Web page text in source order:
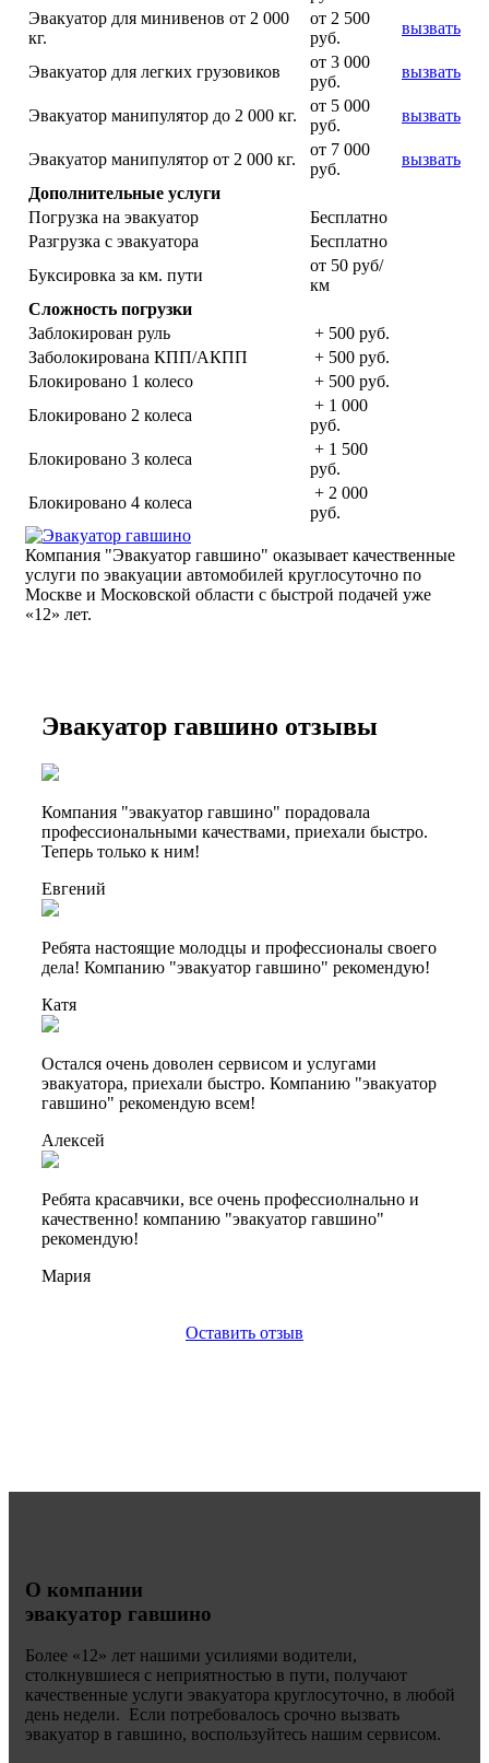
Эвакуатор для минивенов от 2 000
кг.
от 2 500
руб.
вызвать
Эвакуатор для легких грузовиков
от 3 000
руб.
вызвать
Эвакуатор манипулятор до 2 000 кг.
от 5 000
руб.
вызвать
Эвакуатор манипулятор от 2 000 кг.
от 7 000
руб.
вызвать
Дополнительные услуги
Погрузка на эвакуатор
Бесплатно
Разгрузка с эвакуатора
Бесплатно
Буксировка за км. пути
от 50 руб/
км
Сложность погрузки
Заблокирован руль
+ 500 руб.
Заболокирована КПП/АКПП
+ 500 руб.
Блокировано 1 колесо
+ 500 руб.
Блокировано 2 колеса
+ 1 000
руб.
Блокировано 3 колеса
+ 1 500
руб.
Блокировано 4 колеса
+ 2 000
руб.
Компания "Эвакуатор гавшино" оказывает качественные
услуги по эвакуации автомобилей круглосуточно по
Москве и Московской области с быстрой подачей уже
«12» лет.
Эвакуатор гавшино отзывы
Компания "эвакуатор гавшино" порадовала
профессиональными качествами, приехали быстро.
Теперь только к ним!
Евгений
Ребята настоящие молодцы и профессионалы своего
дела! Компанию "эвакуатор гавшино" рекомендую!
Катя
Остался очень доволен сервисом и услугами
эвакуатора, приехали быстро. Компанию "эвакуатор
гавшино" рекомендую всем!
Алексей
Ребята красавчики, все очень профессиолнально и
качественно! компанию "эвакуатор гавшино"
рекомендую!
Мария
Оставить отзыв
О компании
эвакуатор гавшино
Более «12» лет нашими усилиями водители,
столкнувшиеся с неприятностью в пути, получают
качественные услуги эвакуатора круглосуточно, в любой
день недели. Если потребовалось срочно вызвать
эвакуатор в гавшино, воспользуйтесь нашим сервисом.